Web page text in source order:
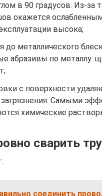
в 90 градусов. Из-за
окажется
высока;
до металлического
абразивы по металлу:
с поверхности
Самыми
химические
сварить
соединить